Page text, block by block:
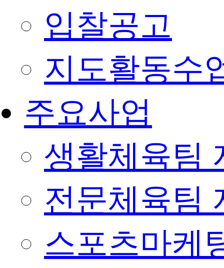
입찰공고
지도활동수
주요사업
생활체육팀
전문체육팀
스포츠마케